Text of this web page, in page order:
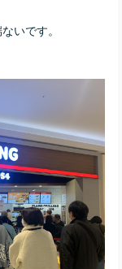
いです。